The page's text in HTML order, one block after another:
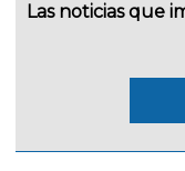
Las noticias que